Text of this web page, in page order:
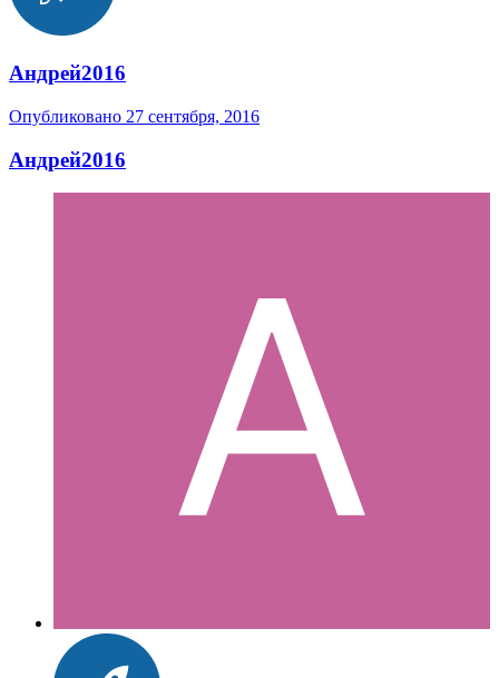
Андрей2016
Опубликовано 27 сентября, 2016
Андрей2016